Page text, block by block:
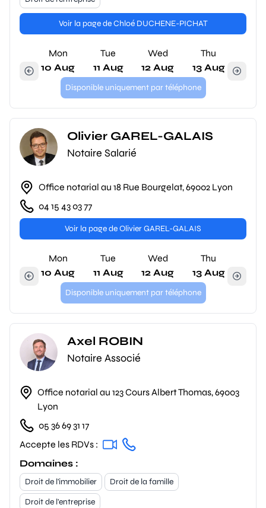
Voir la page de Chloé DUCHENE-PICHAT
Mon
10 Aug
Tue
11 Aug
Wed
12 Aug
Thu
13 Aug
Disponible uniquement par téléphone
Olivier GAREL-GALAIS
Notaire Salarié
Office notarial au 18 Rue Bourgelat, 69002 Lyon
04 15 43 03 77
Voir la page de Olivier GAREL-GALAIS
Mon
10 Aug
Tue
11 Aug
Wed
12 Aug
Thu
13 Aug
Disponible uniquement par téléphone
Axel ROBIN
Notaire Associé
Office notarial au 123 Cours Albert Thomas, 69003
Lyon
05 36 69 31 17
Accepte les RDVs :
Domaines :
Droit de l'immobilier
Droit de la famille
Droit de l'entreprise